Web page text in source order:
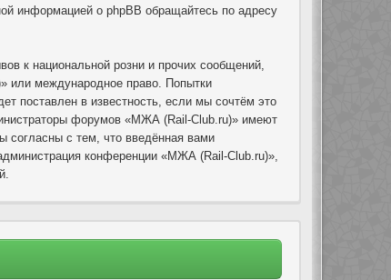
информацией о phpBB обращайтесь по адресу
к национальной розни и прочих сообщений,
или международное право. Попытки
поставлен в известность, если мы сочтём это
форумов «МЖА (Rail-Club.ru)» имеют
согласны с тем, что введённая вами
конференции «МЖА (Rail-Club.ru)»,